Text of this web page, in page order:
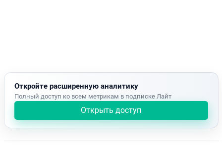
Откройте расширенную аналитику
Полный доступ ко всем метрикам в подписке Лайт
Открыть доступ